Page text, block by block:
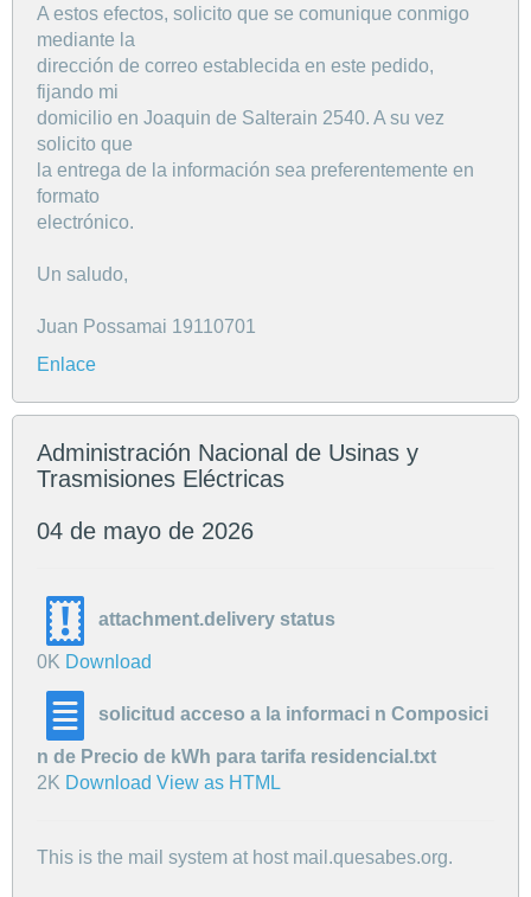
A estos efectos, solicito que se comunique conmigo
mediante la
dirección de correo establecida en este pedido,
fijando mi
domicilio en Joaquin de Salterain 2540. A su vez
solicito que
la entrega de la información sea preferentemente en
formato
electrónico.
Un saludo,
Juan Possamai 19110701
Enlace
Administración Nacional de Usinas y
Trasmisiones Eléctricas
04 de mayo de 2026
attachment.delivery status
0K Download
solicitud acceso a la informaci n Composici
n de Precio de kWh para tarifa residencial.txt
2K Download View as HTML
This is the mail system at host mail.quesabes.org.